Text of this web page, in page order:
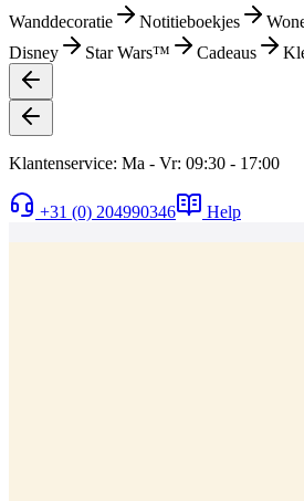
Wanddecoratie Notitieboekjes
Disney
Star Wars™ Cadeaus
Klantenservice: Ma - Vr: 09:30 - 17:00
+31 (0) 204990346 Help